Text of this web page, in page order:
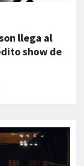
llega al
show de